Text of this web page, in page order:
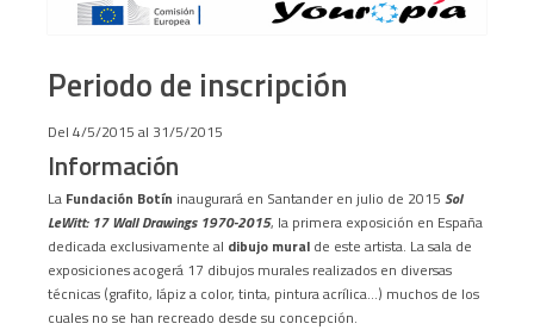
Periodo de inscripción
Del 4/5/2015 al 31/5/2015
Información
La Fundación Botín inaugurará en Santander en julio de 2015 Sol
LeWitt: 17 Wall Drawings 1970-2015, la primera exposición en España
dedicada exclusivamente al dibujo mural de este artista. La sala de
exposiciones acogerá 17 dibujos murales realizados en diversas
técnicas (grafito, lápiz a color, tinta, pintura acrílica…) muchos de los
cuales no se han recreado desde su concepción.